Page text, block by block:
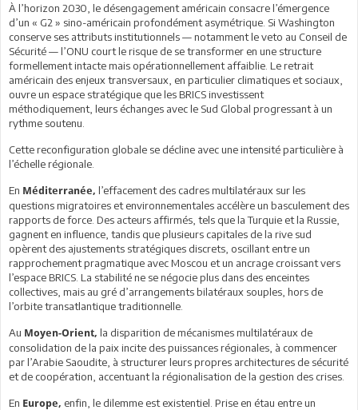
À l’horizon 2030, le désengagement américain consacre l’émergence
d’un « G2 » sino-américain profondément asymétrique. Si Washington
conserve ses attributs institutionnels — notamment le veto au Conseil de
Sécurité — l’ONU court le risque de se transformer en une structure
formellement intacte mais opérationnellement affaiblie. Le retrait
américain des enjeux transversaux, en particulier climatiques et sociaux,
ouvre un espace stratégique que les BRICS investissent
méthodiquement, leurs échanges avec le Sud Global progressant à un
rythme soutenu.
Cette reconfiguration globale se décline avec une intensité particulière à
l’échelle régionale.
En Méditerranée, l’effacement des cadres multilatéraux sur les
questions migratoires et environnementales accélère un basculement des
rapports de force. Des acteurs affirmés, tels que la Turquie et la Russie,
gagnent en influence, tandis que plusieurs capitales de la rive sud
opèrent des ajustements stratégiques discrets, oscillant entre un
rapprochement pragmatique avec Moscou et un ancrage croissant vers
l’espace BRICS. La stabilité ne se négocie plus dans des enceintes
collectives, mais au gré d’arrangements bilatéraux souples, hors de
l’orbite transatlantique traditionnelle.
Au Moyen-Orient, la disparition de mécanismes multilatéraux de
consolidation de la paix incite des puissances régionales, à commencer
par l’Arabie Saoudite, à structurer leurs propres architectures de sécurité
et de coopération, accentuant la régionalisation de la gestion des crises.
En Europe, enfin, le dilemme est existentiel. Prise en étau entre un